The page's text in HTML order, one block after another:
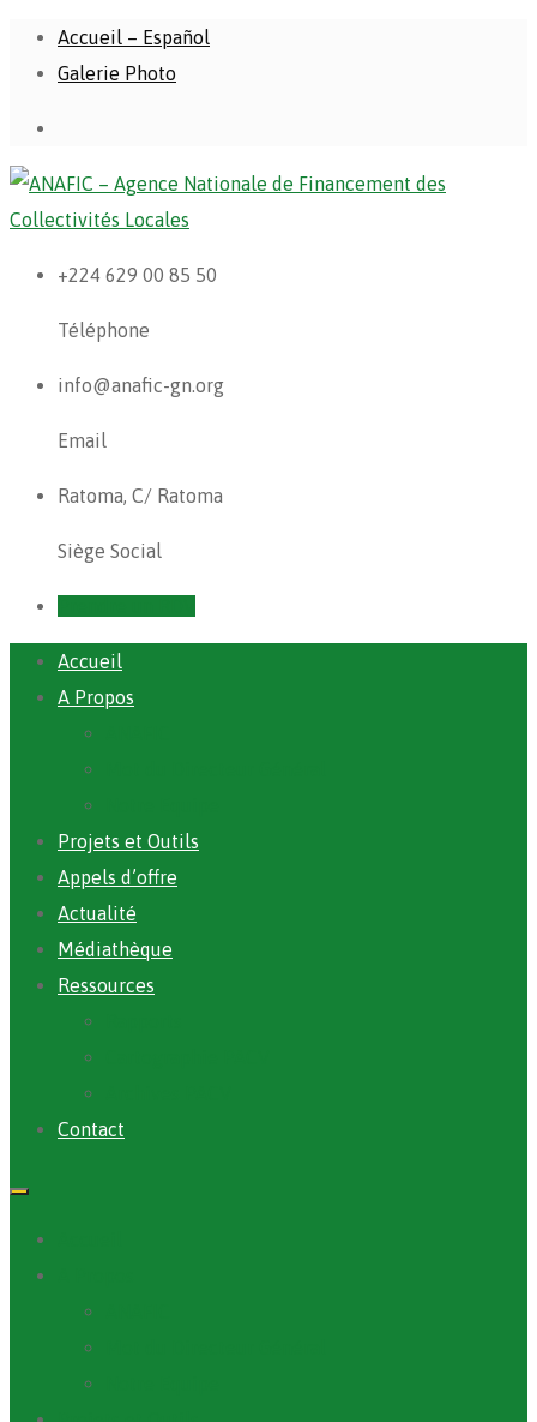
Accueil – Español
Galerie Photo
+224 629 00 85 50
Téléphone
info@anafic-gn.org
Email
Ratoma, C/ Ratoma
Siège Social
Accueil
A Propos
Projets et Outils
Appels d’offre
Actualité
Médiathèque
Ressources
Contact